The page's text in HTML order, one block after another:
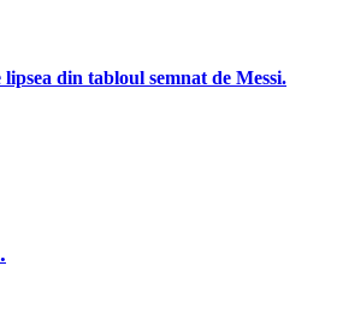
din tabloul semnat de Messi.